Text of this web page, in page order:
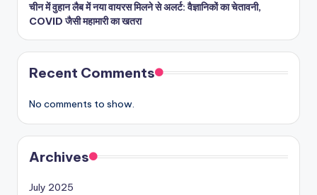
चीन में वुहान लैब में नया वायरस मिलने से अलर्ट: वैज्ञानिकों का चेतावनी,
COVID जैसी महामारी का खतरा
Recent Comments
No comments to show.
Archives
July 2025